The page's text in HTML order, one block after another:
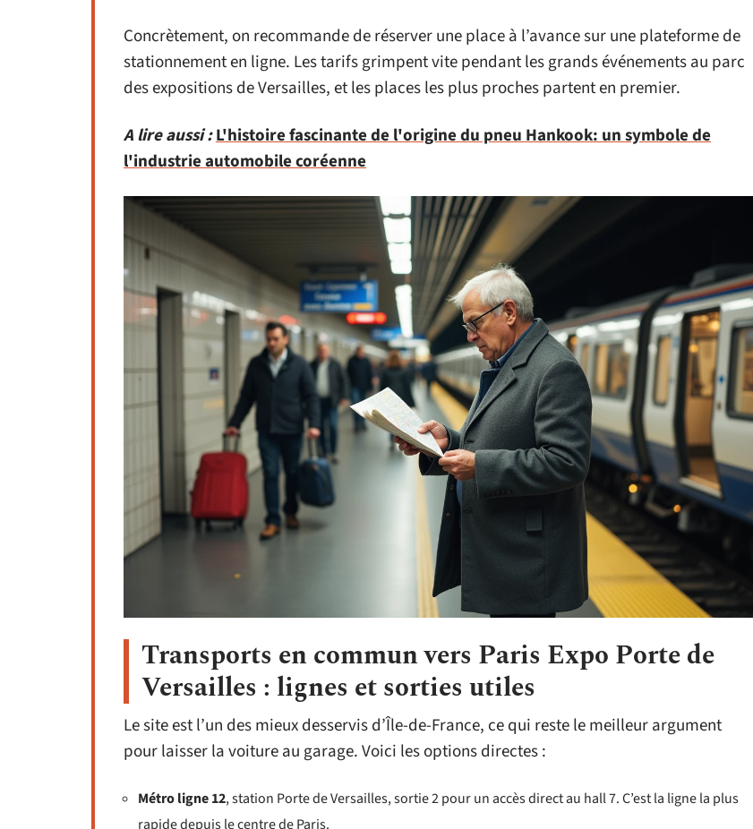
Concrètement, on recommande de réserver une place à l’avance sur une plateforme de
stationnement en ligne. Les tarifs grimpent vite pendant les grands événements au parc
des expositions de Versailles, et les places les plus proches partent en premier.
A lire aussi :L'histoire fascinante de l'origine du pneu Hankook: un symbole de
l'industrie automobile coréenne
Transports en commun vers Paris Expo Porte de
Versailles : lignes et sorties utiles
Le site est l’un des mieux desservis d’Île-de-France, ce qui reste le meilleur argument
pour laisser la voiture au garage. Voici les options directes :
Métro ligne 12, station Porte de Versailles, sortie 2 pour un accès direct au hall 7. C’est la ligne la plus
rapide depuis le centre de Paris.